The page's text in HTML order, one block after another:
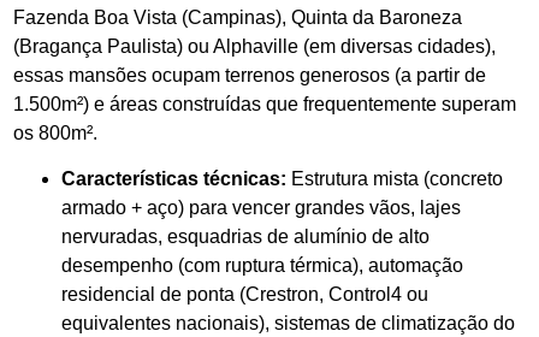
Fazenda Boa Vista (Campinas), Quinta da Baroneza
(Bragança Paulista) ou Alphaville (em diversas cidades),
essas mansões ocupam terrenos generosos (a partir de
1.500m²) e áreas construídas que frequentemente superam
os 800m².
Características técnicas: Estrutura mista (concreto
armado + aço) para vencer grandes vãos, lajes
nervuradas, esquadrias de alumínio de alto
desempenho (com ruptura térmica), automação
residencial de ponta (Crestron, Control4 ou
equivalentes nacionais), sistemas de climatização do